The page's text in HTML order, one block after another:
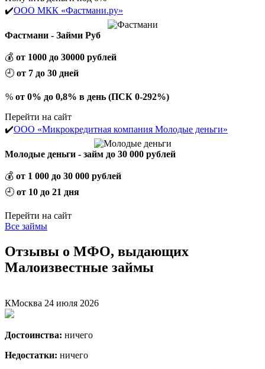
✔️ООО МКК «Фастмани.ру»
Фастмани - Займи Руб
💰 от 1000 до 30000 рублей
🕘 от 7 до 30 дней
% от 0% до 0,8% в день (ПСК 0-292%)
Перейти на сайт
✔️ООО «Микрокредитная компания Молодые деньги»
Молодые деньги - займ до 30 000 рублей
💰 от 1 000 до 30 000 рублей
🕘 от 10 до 21 дня
Перейти на сайт
Все займы
Отзывы о МФО, выдающих
Малоизвестные займы
КМосква 24 июля 2026
Достоинства: ничего
Недостатки: ничего